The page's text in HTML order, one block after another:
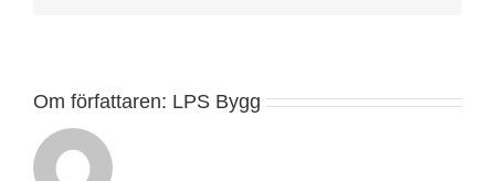
Om författaren: LPS Bygg